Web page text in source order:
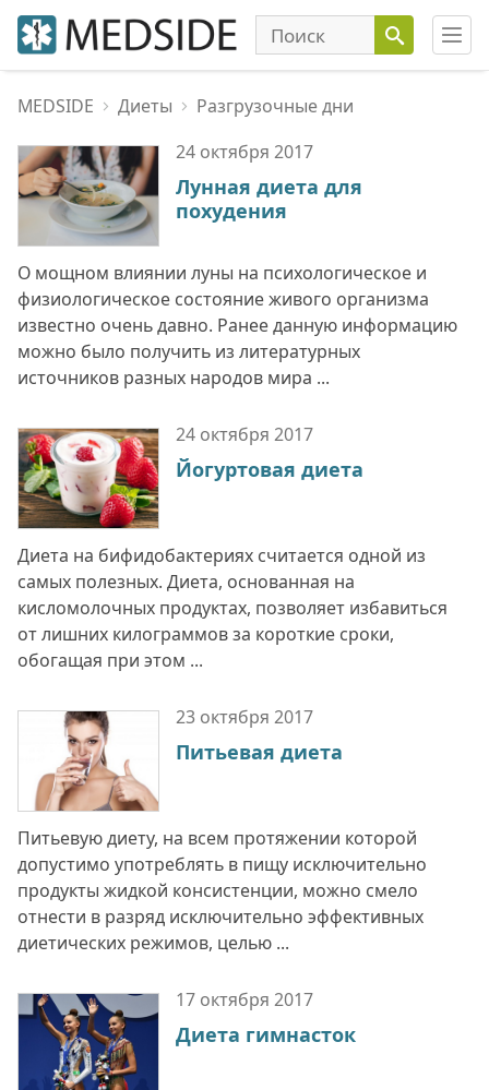
MEDSIDE Диеты
Разгрузочные дни
24 октября 2017
Лунная диета для
похудения
О мощном влиянии луны на психологическое и
физиологическое состояние живого организма
известно очень давно. Ранее данную информацию
можно было получить из литературных
источников разных народов мира ...
24 октября 2017
Йогуртовая диета
Диета на бифидобактериях считается одной из
самых полезных. Диета, основанная на
кисломолочных продуктах, позволяет избавиться
от лишних килограммов за короткие сроки,
обогащая при этом ...
23 октября 2017
Питьевая диета
Питьевую диету, на всем протяжении которой
допустимо употреблять в пищу исключительно
продукты жидкой консистенции, можно смело
отнести в разряд исключительно эффективных
диетических режимов, целью ...
17 октября 2017
Диета гимнасток